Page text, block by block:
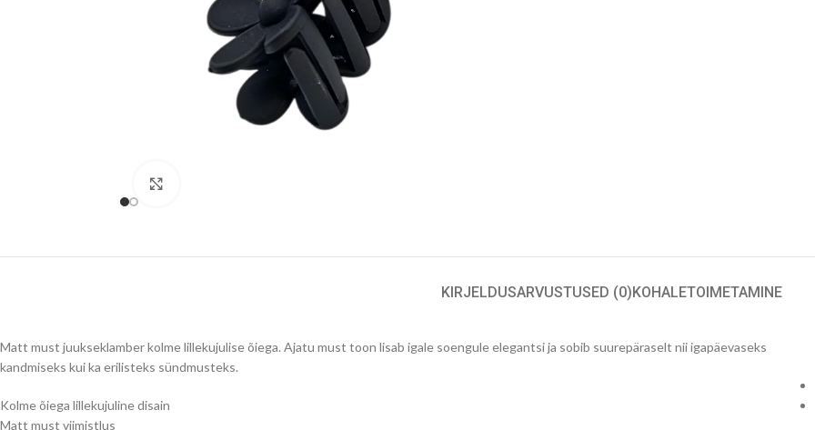
KIRJELDUSARVUSTUSED (0) KOHALETOIMETAMINE
Matt must juukseklamber kolme lillekujulise õiega. Ajatu must toon lisab igale soengule elegantsi ja sobib suurepäraselt nii igapäevaseks
kandmiseks kui ka erilisteks sündmusteks.
Kolme õiega lillekujuline disain
Matt must viimistlus